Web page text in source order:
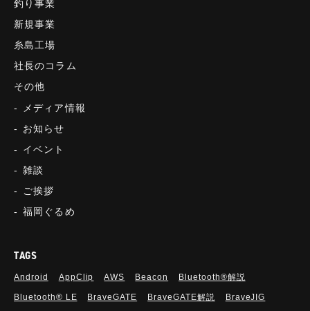
釣り事業
新規事業
糸島工場
社長のコラム
その他
メディア情報
お知らせ
イベント
雑談
ご挨拶
福岡ぐるめ
TAGS
Android AppClip AWS Beacon Bluetooth®解説
Bluetooth®︎ LE BraveGATE BraveGATE解説 BraveJIG